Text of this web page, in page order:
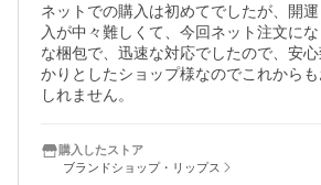
ネットでの購入は初めてでしたが、開
入が中々難しくて、今回ネット注文に
な梱包で、迅速な対応でしたので、安
かりとしたショップ様なのでこれから
しれません。
購入したストア
ブランドショップ・リップス